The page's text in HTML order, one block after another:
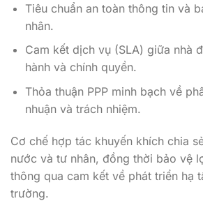
Tiêu chuẩn an toàn thông tin và
nhân.
Cam kết dịch vụ (SLA) giữa nhà
hành và chính quyền.
Thỏa thuận PPP minh bạch về
nhuận và trách nhiệm.
Cơ chế hợp tác khuyến khích chia
nước và tư nhân, đồng thời bảo vệ
thông qua cam kết về phát triển hạ
trường.